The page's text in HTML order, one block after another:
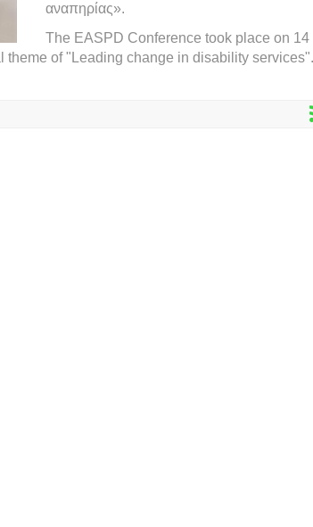
αναπηρίας».
The EASPD Conference took place on 14
theme of "Leading change in disability services".